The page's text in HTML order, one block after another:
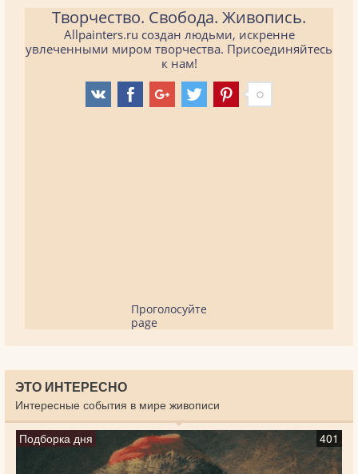
Творчество. Свобода. Живопись.
Allpainters.ru создан людьми, искренне
увлеченными миром творчества. Присоединяйтесь
к нам!
Проголосуйте
page
ЭТО ИНТЕРЕСНО
Интересные события в мире живописи
Подборка дня 401